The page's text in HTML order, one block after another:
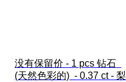
没有保留价 - 1 pcs 钻石
(天然色彩的)  - 0.37 ct - 梨